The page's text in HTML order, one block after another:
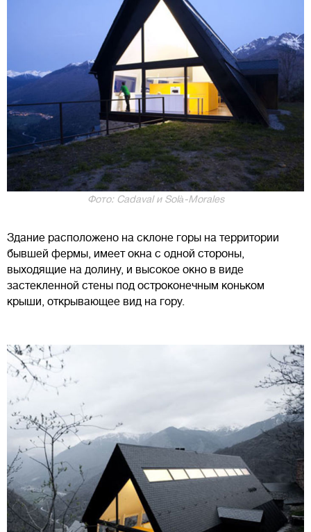
Фото: Cadaval и Solà-Morales
Здание расположено на склоне горы на территории
бывшей фермы, имеет окна с одной стороны,
выходящие на долину, и высокое окно в виде
застекленной стены под остроконечным коньком
крыши, открывающее вид на гору.